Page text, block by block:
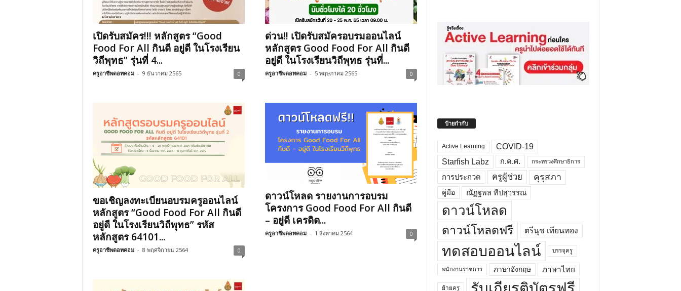
เปิดรับสมัคร!!! หลักสูตร “Good
Food For All กินดี อยู่ดี ในโรงเรียน
วิถีพุทธ” รุ่นที่ 4...
ครูอาชีพดอทคอม - 9 ธันวาคม 2565 0
ด่วน!! เปิดรับสมัครอบรมออนไลน์
หลักสูตร Good Food For All กินดี
อยู่ดี ในโรงเรียนวิถีพุทธ รุ่นที่...
ครูอาชีพดอทคอม - 5 พฤษภาคม 2565 0
ขอเชิญลงทะเบียนอบรมครูออนไลน์
หลักสูตร “Good Food For All กินดี
อยู่ดี ในโรงเรียนวิถีพุทธ” รหัส
หลักสูตร 64101...
ครูอาชีพดอทคอม - 8 พฤศจิกายน 2564 0
ดาวน์โหลด รายงานการอบรม
โครงการ Good Food For All กินดี
– อยู่ดี เครดิต...
ครูอาชีพดอทคอม - 1 สิงหาคม 2564 0
ป้ายกำกับ
Active Learning
COVID-19
Starfish Labz
ก.ค.ศ. กระทรวงศึกษาธิการ
การประกวด ครูผู้ช่วย คุรุสภา
คู่มือ ณัฏฐพล ทีปสุวรรณ
ดาวน์โหลด
ดาวน์โหลดฟรี ตรีนุช เทียนทอง
ทดสอบออนไลน์ บรรจุครู
พนักงานราชการ ภาษาอังกฤษ ภาษาไทย
ย้ายครู